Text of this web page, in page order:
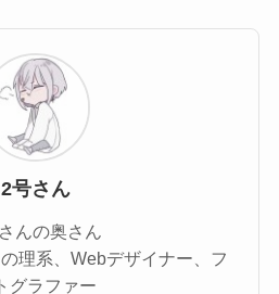
2号さん
んの奥さん
理系、Webデザイナー、フ
グラファー